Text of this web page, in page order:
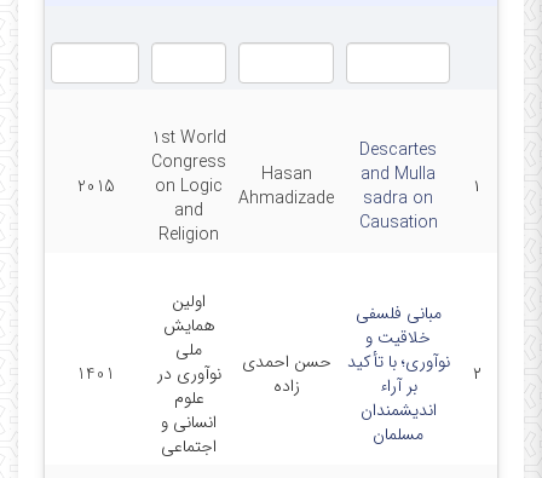
۱
Descartes
and Mulla
sadra on
Causation
Hasan
Ahmadizade
1st World
Congress
on Logic
and
Religion
2015
۲
مبانی فلسفی
خلاقیت و
نوآوری؛ با تأکید
بر آراء
اندیشمندان
مسلمان
حسن احمدی
زاده
اولین
همایش
ملی
نوآوری در
علوم
انسانی و
اجتماعی
1401